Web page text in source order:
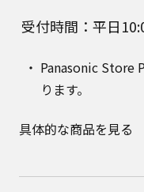
受付時間：平日
Panasonic Store
ります。
具体的な商品を見る